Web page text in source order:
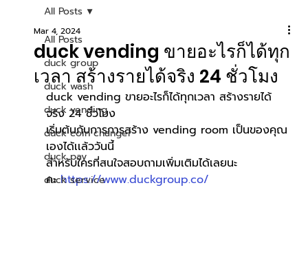
All Posts
duck group
duck wash
duck vending
duck coin changer
duck pay
duck service
All Posts
duck vending ขายอะไรก็ได้ทุก
เวลา สร้างรายได้จริง 24 ชั่วโมง
Mar 4, 2024
duck vending ขายอะไรก็ได้ทุกเวลา สร้างรายได้
จริง 24 ชั่วโมง
เริ่มต้นกับการการสร้าง vending room เป็นของคุณ
เองได้เเล้ววันนี้
สำหรับใครที่สนใจสอบถามเพิ่มเติมได้เลยนะ
คะ https://www.duckgroup.co/